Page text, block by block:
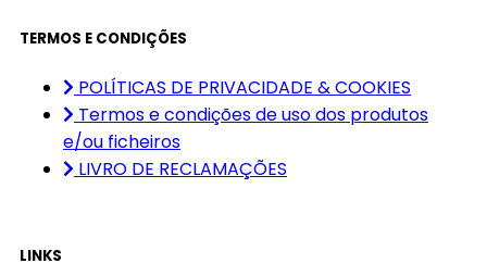
TERMOS E CONDIÇÕES
POLÍTICAS DE PRIVACIDADE & COOKIES
Termos e condições de uso dos produtos
e/ou ficheiros
LIVRO DE RECLAMAÇÕES
LINKS